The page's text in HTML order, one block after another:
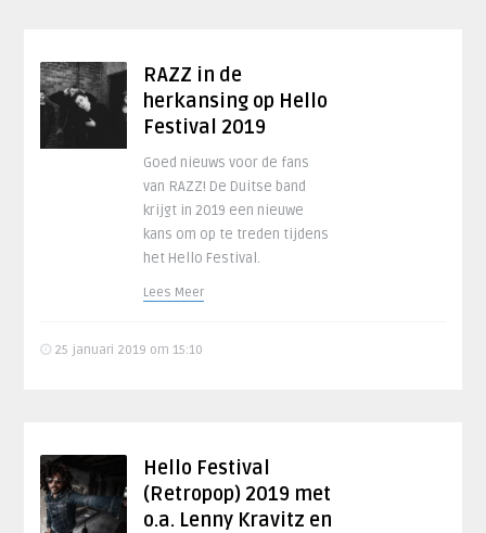
RAZZ in de
herkansing op Hello
Festival 2019
Goed nieuws voor de fans
van RAZZ! De Duitse band
krijgt in 2019 een nieuwe
kans om op te treden tijdens
het Hello Festival.
Lees Meer
25 januari 2019 om 15:10
Hello Festival
(Retropop) 2019 met
o.a. Lenny Kravitz en